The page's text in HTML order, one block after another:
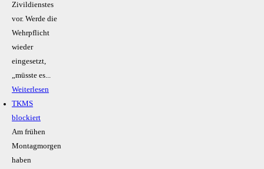
Zivildienstes
vor. Werde die
Wehrpflicht
wieder
eingesetzt,
„müsste es...
Weiterlesen
TKMS
blockiert
Am frühen
Montagmorgen
haben